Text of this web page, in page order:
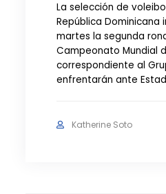
La selección de
República Dominicana
martes la segunda
Campeonato Mundial
correspondiente al
enfrentarán ante
Katherine Soto